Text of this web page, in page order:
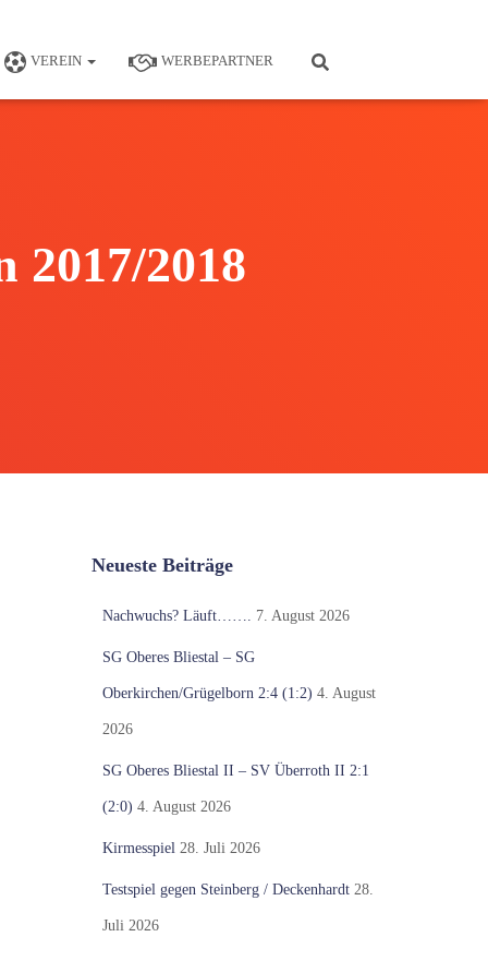
VEREIN WERBEPARTNER
2017/2018
Neueste Beiträge
Nachwuchs? Läuft……. 7. August 2026
SG Oberes Bliestal – SG
Oberkirchen/Grügelborn 2:4 (1:2) 4. August
2026
SG Oberes Bliestal II – SV Überroth II 2:1
(2:0) 4. August 2026
Kirmesspiel 28. Juli 2026
Testspiel gegen Steinberg / Deckenhardt 28.
Juli 2026